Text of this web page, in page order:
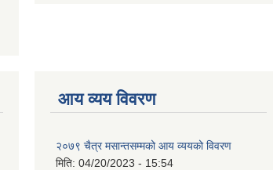
आय व्यय विवरण
२०७९ चैत्र मसान्तसम्मको आय व्ययको विवरण
मिति: 04/20/2023 - 15:54